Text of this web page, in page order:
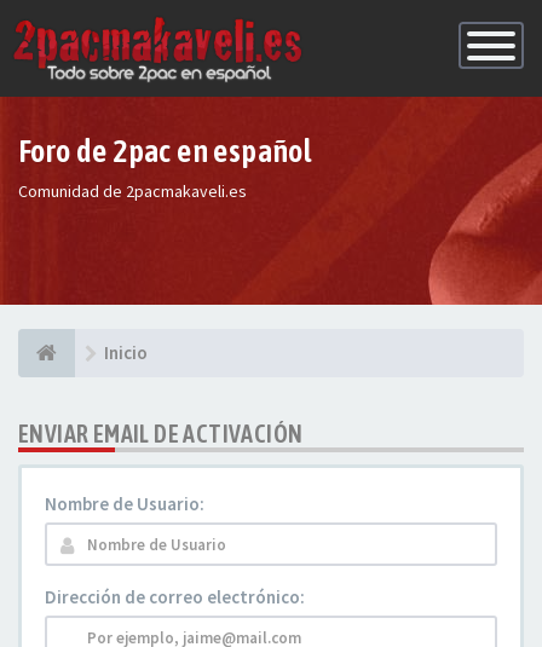
de
Foro de 2pac en español
Comunidad de 2pacmakaveli.es
Inicio
ENVIAR EMAIL DE ACTIVACIÓN
Nombre de Usuario:
Dirección de correo electrónico: